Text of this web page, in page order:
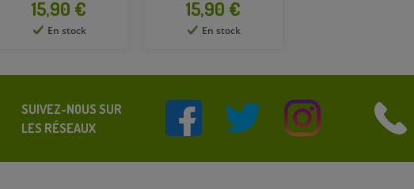
Prix
15,90 €
En stock
Prix
15,90 €
En stock
SUIVEZ-NOUS SUR
LES RÉSEAUX